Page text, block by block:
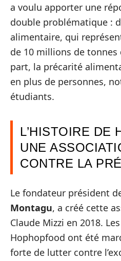
a voulu apporter une
double problématique :
alimentaire, qui
de 10 millions de tonnes
part, la précarité
en plus de personnes,
étudiants.
L’HISTOIRE DE
UNE
CONTRE LA
Le fondateur président
Montagu, a créé cette
Claude Mizzi en 2018.
Hophopfood ont été
forte de lutter contre